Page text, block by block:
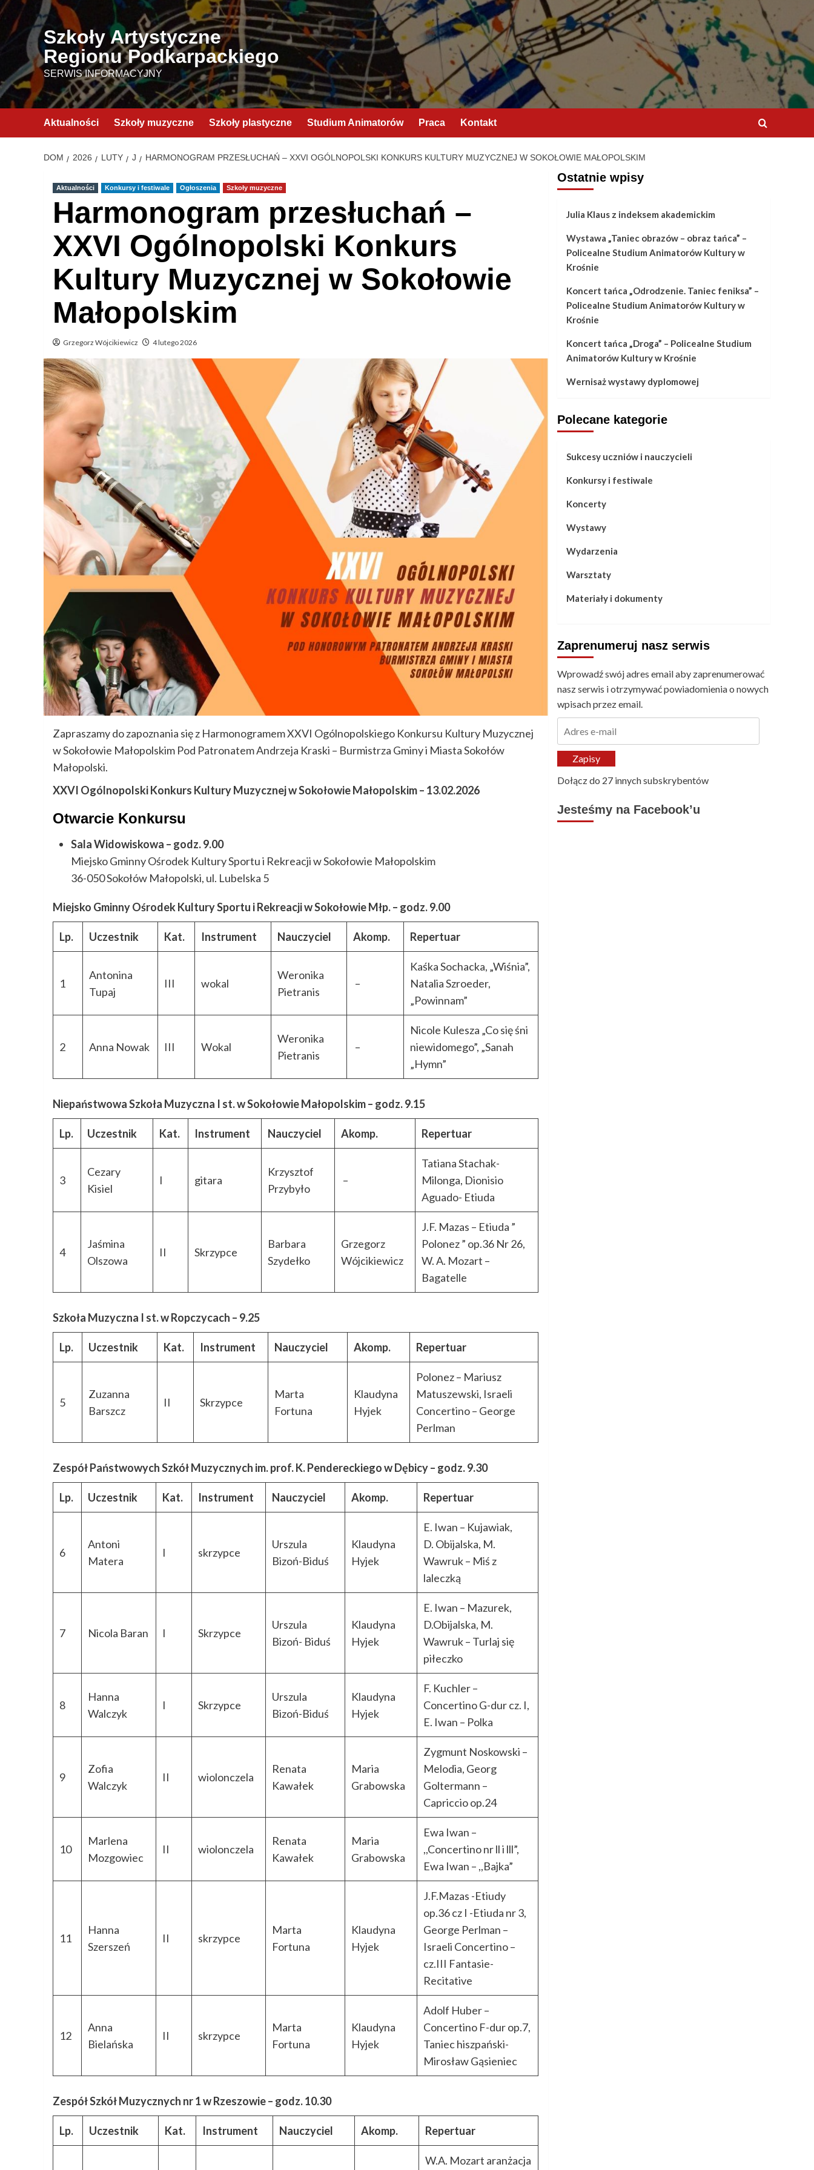
Przejdź
treści
Szkoły Artystyczne
Regionu Podkarpackiego
SERWIS INFORMACYJNY
Aktualności Szkoły muzyczne Szkoły plastyczne Studium Animatorów Praca Kontakt
DOM 2026 LUTY J HARMONOGRAM PRZESŁUCHAŃ – XXVI OGÓLNOPOLSKI KONKURS KULTURY MUZYCZNEJ W SOKOŁOWIE MAŁOPOLSKIM
Aktualności Konkursy i festiwale Ogłoszenia Szkoły muzyczne
Harmonogram przesłuchań –
XXVI Ogólnopolski Konkurs
Kultury Muzycznej w Sokołowie
Małopolskim
Grzegorz Wójcikiewicz 4 lutego 2026
Zapraszamy do zapoznania się z Harmonogramem XXVI Ogólnopolskiego Konkursu Kultury Muzycznej
w Sokołowie Małopolskim Pod Patronatem Andrzeja Kraski – Burmistrza Gminy i Miasta Sokołów
Małopolski.
XXVI Ogólnopolski Konkurs Kultury Muzycznej w Sokołowie Małopolskim – 13.02.2026
Otwarcie Konkursu
Sala Widowiskowa – godz. 9.00
Miejsko Gminny Ośrodek Kultury Sportu i Rekreacji w Sokołowie Małopolskim
36-050 Sokołów Małopolski, ul. Lubelska 5
Miejsko Gminny Ośrodek Kultury Sportu i Rekreacji w Sokołowie Młp. – godz. 9.00
Lp. Uczestnik Kat. Instrument Nauczyciel Akomp. Repertuar
1
Antonina
Tupaj
III wokal
Weronika
Pietranis
–
Kaśka Sochacka, „Wiśnia”,
Natalia Szroeder,
„Powinnam”
2 Anna Nowak III Wokal
Weronika
Pietranis
–
Nicole Kulesza „Co się śni
niewidomego”, „Sanah
„Hymn”
Niepaństwowa Szkoła Muzyczna I st. w Sokołowie Małopolskim – godz. 9.15
Lp. Uczestnik Kat. Instrument Nauczyciel Akomp. Repertuar
3
Cezary
Kisiel
I gitara
Krzysztof
Przybyło
–
Tatiana Stachak-
Milonga, Dionisio
Aguado- Etiuda
4
Jaśmina
Olszowa
II Skrzypce
Barbara
Szydełko
Grzegorz
Wójcikiewicz
J.F. Mazas – Etiuda ”
Polonez ” op.36 Nr 26,
W. A. Mozart –
Bagatelle
Szkoła Muzyczna I st. w Ropczycach – 9.25
Lp. Uczestnik Kat. Instrument Nauczyciel Akomp. Repertuar
5
Zuzanna
Barszcz
II Skrzypce
Marta
Fortuna
Klaudyna
Hyjek
Polonez – Mariusz
Matuszewski, Israeli
Concertino – George
Perlman
Zespół Państwowych Szkół Muzycznych im. prof. K. Pendereckiego w Dębicy – godz. 9.30
Lp. Uczestnik Kat. Instrument Nauczyciel Akomp. Repertuar
6
Antoni
Matera
I skrzypce
Urszula
Bizoń-Biduś
Klaudyna
Hyjek
E. Iwan – Kujawiak,
D. Obijalska, M.
Wawruk – Miś z
laleczką
7 Nicola Baran I Skrzypce
Urszula
Bizoń- Biduś
Klaudyna
Hyjek
E. Iwan – Mazurek,
D.Obijalska, M.
Wawruk – Turlaj się
piłeczko
8
Hanna
Walczyk
I Skrzypce
Urszula
Bizoń-Biduś
Klaudyna
Hyjek
F. Kuchler –
Concertino G-dur cz. I,
E. Iwan – Polka
9
Zofia
Walczyk
II wiolonczela
Renata
Kawałek
Maria
Grabowska
Zygmunt Noskowski –
Melodia, Georg
Goltermann –
Capriccio op.24
10
Marlena
Mozgowiec
II wiolonczela
Renata
Kawałek
Maria
Grabowska
Ewa Iwan –
,,Concertino nr ll i lll”,
Ewa Iwan – ,,Bajka”
11
Hanna
Szerszeń
II skrzypce
Marta
Fortuna
Klaudyna
Hyjek
J.F.Mazas -Etiudy
op.36 cz I -Etiuda nr 3,
George Perlman –
Israeli Concertino –
cz.III Fantasie-
Recitative
12
Anna
Bielańska
II skrzypce
Marta
Fortuna
Klaudyna
Hyjek
Adolf Huber –
Concertino F-dur op.7,
Taniec hiszpański-
Mirosław Gąsieniec
Zespół Szkół Muzycznych nr 1 w Rzeszowie – godz. 10.30
Lp. Uczestnik Kat. Instrument Nauczyciel Akomp. Repertuar
W.A. Mozart aranżacja
Ostatnie wpisy
Julia Klaus z indeksem akademickim
Wystawa „Taniec obrazów – obraz tańca” –
Policealne Studium Animatorów Kultury w
Krośnie
Koncert tańca „Odrodzenie. Taniec feniksa” –
Policealne Studium Animatorów Kultury w
Krośnie
Koncert tańca „Droga” – Policealne Studium
Animatorów Kultury w Krośnie
Wernisaż wystawy dyplomowej
Polecane kategorie
Sukcesy uczniów i nauczycieli
Konkursy i festiwale
Koncerty
Wystawy
Wydarzenia
Warsztaty
Materiały i dokumenty
Zaprenumeruj nasz serwis
Wprowadź swój adres email aby zaprenumerować
nasz serwis i otrzymywać powiadomienia o nowych
wpisach przez email.
mailZapisy
Dołącz do 27 innych subskrybentów
Jesteśmy na Facebook’u